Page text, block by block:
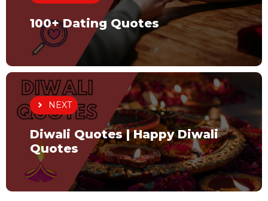
100+ Dating Quotes
NEXT
Diwali Quotes | Happy Diwali
Quotes